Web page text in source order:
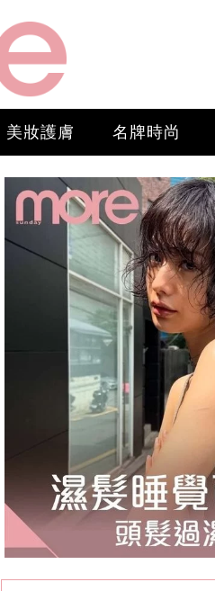
美妝護膚 名牌時尚